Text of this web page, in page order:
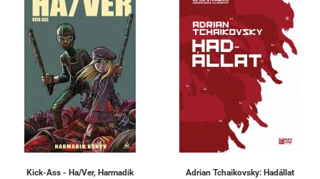
Kick-Ass - Ha/Ver, Harmadik
Adrian Tchaikovsky: Hadállat